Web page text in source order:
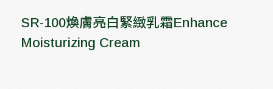
SR-100煥膚亮白緊緻乳霜Enhance
Moisturizing Cream